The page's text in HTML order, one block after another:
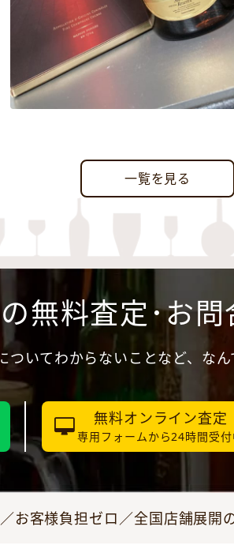
一覧を見る
無料査定･お
ついてわからないことなど、なん
無料オンライン査定
専用フォームから24時間受付
お客様負担ゼロ／全国店舗展開